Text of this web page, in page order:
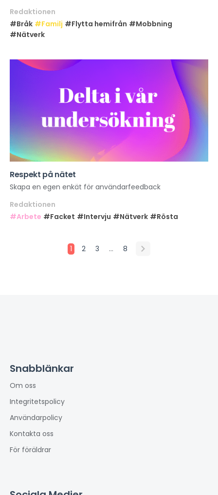
Redaktionen
#Bråk #Familj #Flytta hemifrån #Mobbning
#Nätverk
Respekt på nätet
Skapa en egen enkät för användarfeedback
Redaktionen
#Arbete #Facket #Intervju #Nätverk #Rösta
1 2 3 … 8
Snabblänkar
Om oss
Integritetspolicy
Användarpolicy
Kontakta oss
För föräldrar